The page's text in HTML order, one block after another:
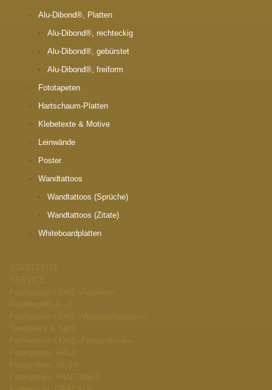
Alu-Dibond®, Platten
Alu-Dibond®, rechteckig
Alu-Dibond®, gebürstet
Alu-Dibond®, freiform
Fototapeten
Hartschaum-Platten
Klebetexte & Motive
Leinwände
Poster
Wandtattoos
Wandtattoos (Sprüche)
Wandtattoos (Zitate)
Whiteboardplatten